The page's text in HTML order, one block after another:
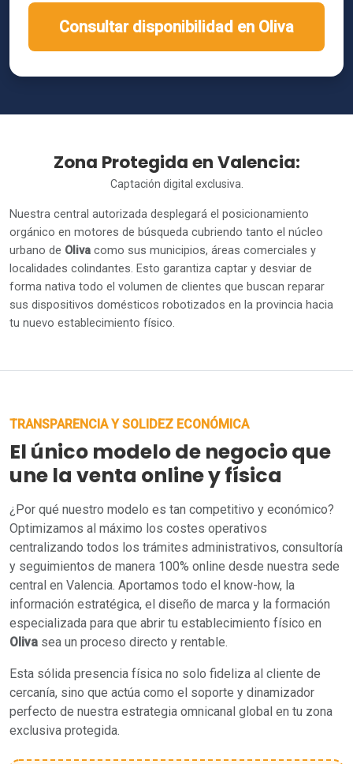
Consultar disponibilidad en Oliva
Zona Protegida en Valencia:
Captación digital exclusiva.
Nuestra central autorizada desplegará el posicionamiento
orgánico en motores de búsqueda cubriendo tanto el núcleo
urbano de Oliva como sus municipios, áreas comerciales y
localidades colindantes. Esto garantiza captar y desviar de
forma nativa todo el volumen de clientes que buscan reparar
sus dispositivos domésticos robotizados en la provincia hacia
tu nuevo establecimiento físico.
TRANSPARENCIA Y SOLIDEZ ECONÓMICA
El único modelo de negocio que
une la venta online y física
¿Por qué nuestro modelo es tan competitivo y económico?
Optimizamos al máximo los costes operativos
centralizando todos los trámites administrativos, consultoría
y seguimientos de manera 100% online desde nuestra sede
central en Valencia. Aportamos todo el know-how, la
información estratégica, el diseño de marca y la formación
especializada para que abrir tu establecimiento físico en
Oliva sea un proceso directo y rentable.
Esta sólida presencia física no solo fideliza al cliente de
cercanía, sino que actúa como el soporte y dinamizador
perfecto de nuestra estrategia omnicanal global en tu zona
exclusiva protegida.